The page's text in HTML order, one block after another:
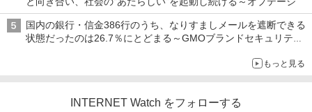
国内の銀行・信金386行のうち、なりすましメールを遮断できる
状態だったのは26.7％にとどまる～GMOブランドセキュリティ
もっと見る
INTERNET Watch をフォローする